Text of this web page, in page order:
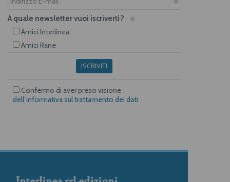
A quale newsletter vuoi iscriverti?
Amici Interlinea
Amici Rane
ISCRIVITI
Confermo di aver preso visione
dell’informativa sul trattamento dei dati